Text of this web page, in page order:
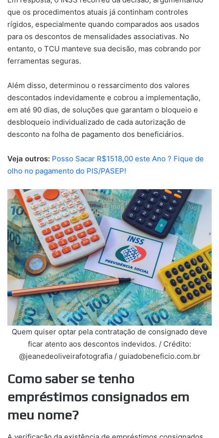
que os procedimentos atuais já continham controles
rígidos, especialmente quando comparados aos usados
para os descontos de mensalidades associativas. No
entanto, o TCU manteve sua decisão, mas cobrando por
ferramentas seguras.
Além disso, determinou o ressarcimento dos valores
descontados indevidamente e cobrou a implementação,
em até 90 dias, de soluções que garantam o bloqueio e
desbloqueio individualizado de cada autorização de
desconto na folha de pagamento dos beneficiários.
Veja outros: Posso Sacar R$1518,00 este Ano ? Fique de
olho no pagamento do PIS/PASEP!
Quem quiser optar pela contratação de consignado deve
ficar atento aos descontos indevidos. / Crédito:
@jeanedeoliveirafotografia / guiadobeneficio.com.br
Como saber se tenho
empréstimos consignados em
meu nome?